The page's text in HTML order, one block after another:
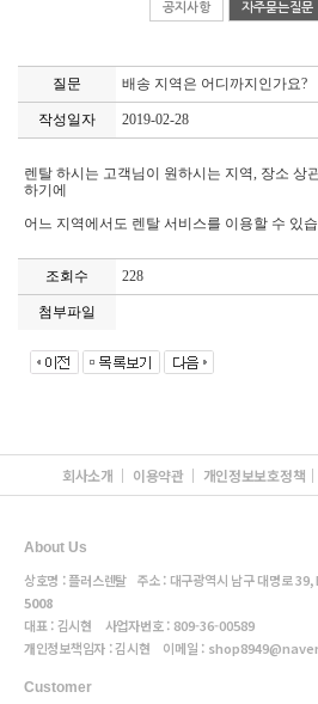
공지사항 자주묻는질문
질문 배송 지역은 어디까지인가요?
작성일자 2019-02-28
렌탈 하시는 고객님이 원하시는 지역, 장소 상
하기에
어느 지역에서도 렌탈 서비스를 이용할 수 있
조회수 228
첨부파일
회사소개 이용약관 개인정보보호정책
About Us
상호명 : 플러스렌탈 주소 : 대구광역시 남구 대명로
5008
대표 : 김시현 사업자번호 : 809-36-00589
개인정보책임자 : 김시현 이메일 :
Customer